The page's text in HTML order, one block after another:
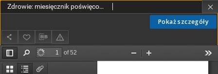
Pokaż szczegóły
Zdrowie: miesięcznik poświęcony hygienie publicznej i prywatnej 1892, T. VIII, styczeń